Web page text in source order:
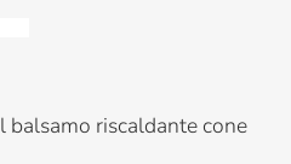
riscaldante cone